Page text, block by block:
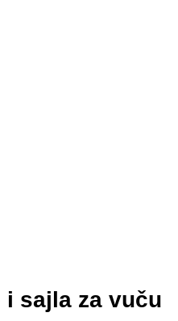
i sajla za vuču